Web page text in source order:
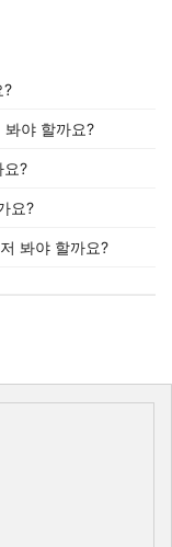
?
야 할까요?
요?
요?
봐야 할까요?